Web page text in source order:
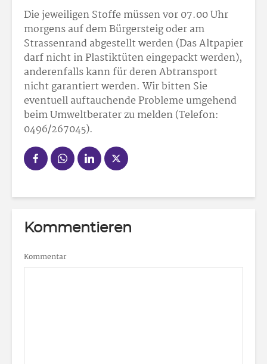
Die jeweiligen Stoffe müssen vor 07.00 Uhr
morgens auf dem Bürgersteig oder am
Strassenrand abgestellt werden (Das Altpapier
darf nicht in Plastiktüten eingepackt werden),
anderenfalls kann für deren Abtransport
nicht garantiert werden. Wir bitten Sie
eventuell auftauchende Probleme umgehend
beim Umweltberater zu melden (Telefon:
0496/267045).
Kommentieren
Kommentar